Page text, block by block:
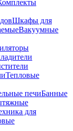
Шкафы для
Вакуумные
Тепловые
печиБанные
для